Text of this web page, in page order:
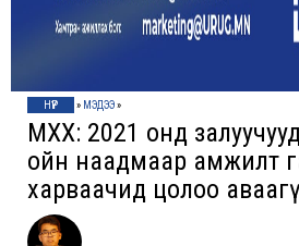
НҮҮР » МЭДЭЭ»
МҮХХ: 2021 онд
ойн наадмаар амжилт
харваачид цолоо